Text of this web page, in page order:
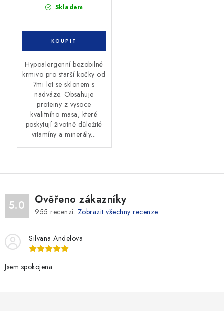
Skladem
Hypoalergenní bezobilné
krmivo pro starší kočky od
7mi let se sklonem s
nadváze. Obsahuje
proteiny z vysoce
kvalitního masa, které
poskytují životně důležité
vitamíny a minerály...
5.0 Ověřeno zákazníky
955 recenzí. Zobrazit všechny recenze
Silvana Andelova
Jsem spokojena